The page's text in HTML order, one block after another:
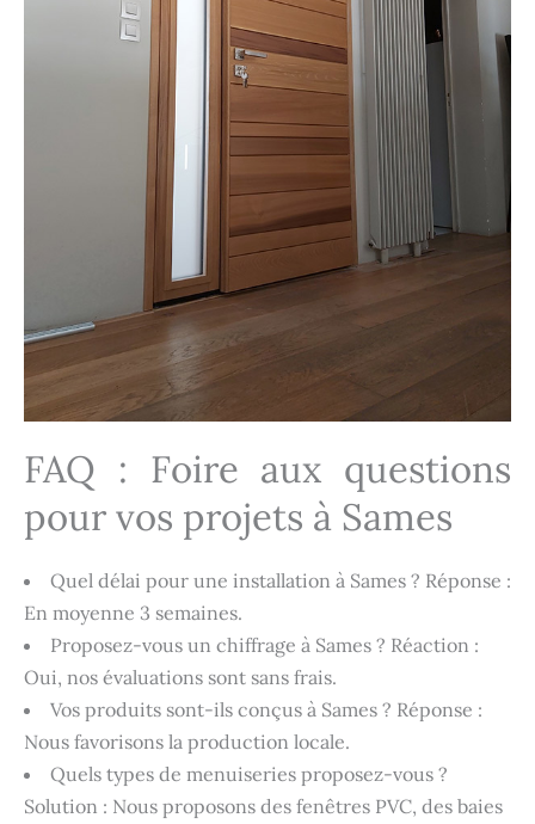
FAQ : Foire aux questions
pour vos projets à Sames
Quel délai pour une installation à Sames ? Réponse :
En moyenne 3 semaines.
Proposez-vous un chiffrage à Sames ? Réaction :
Oui, nos évaluations sont sans frais.
Vos produits sont-ils conçus à Sames ? Réponse :
Nous favorisons la production locale.
Quels types de menuiseries proposez-vous ?
Solution : Nous proposons des fenêtres PVC, des baies